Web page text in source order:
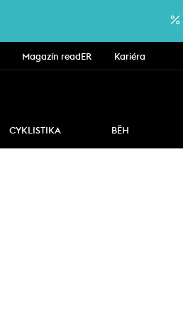
Magazín readER Kariéra
CYKLISTIKA BĚH